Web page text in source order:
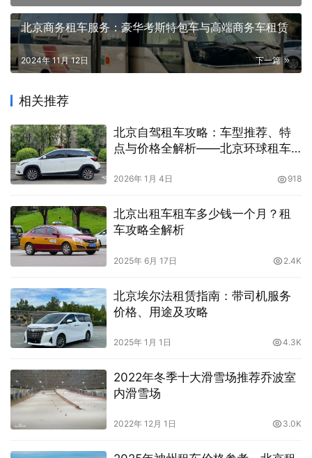
北京商务租车服务：豪华考斯特包车与高端商务车租赁
下一篇
2024年 11月 12日
相关推荐
北京自驾租车攻略：车型推荐、特
点与价格全解析——北京环球租车
2026年 1月 4日 918
北京出租车租车多少钱一个月？租
车攻略全解析
2025年 6月 17日 2.4K
北京埃尔法租赁指南：带司机服务
价格、用途及攻略
2025年 1月 1日 4.3K
2022年冬季十大滑雪场推荐乔波室
内滑雪场
2022年 12月 1日 3.0K